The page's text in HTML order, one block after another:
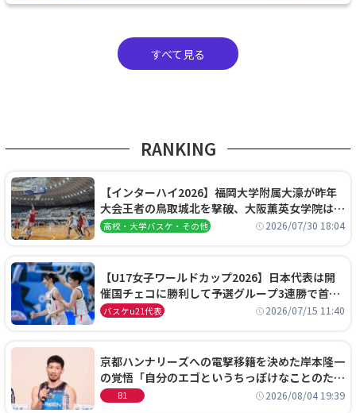
すべて見る
RANKING
【インターハイ2026】福岡大学附属大濠が昨年
大会王者の鳥取城北を撃破、大阪薫英女学院は岐
阜女子に完勝、大会3日目試合結果
高校・大学バスケ・その他 2026/07/30 18:04
【U17女子ワールドカップ2026】日本代表は開
催国チェコに勝利して予選グループ3連勝で首位
通過！準々決勝の相手はエジプトに決定
バスケu21代表 2026/07/15 11:40
京都ハンナリーズへの電撃移籍を決めた岸本隆一
の覚悟「自分のエゴというちっぽけなことのため
に、京都に来たわけではない」
B1 2026/08/04 19:39